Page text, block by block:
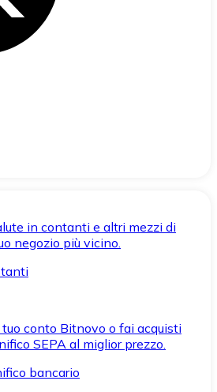
in contanti e altri mezzi di
negozio più vicino.
conto Bitnovo o fai acquisti
SEPA al miglior prezzo.
bancario